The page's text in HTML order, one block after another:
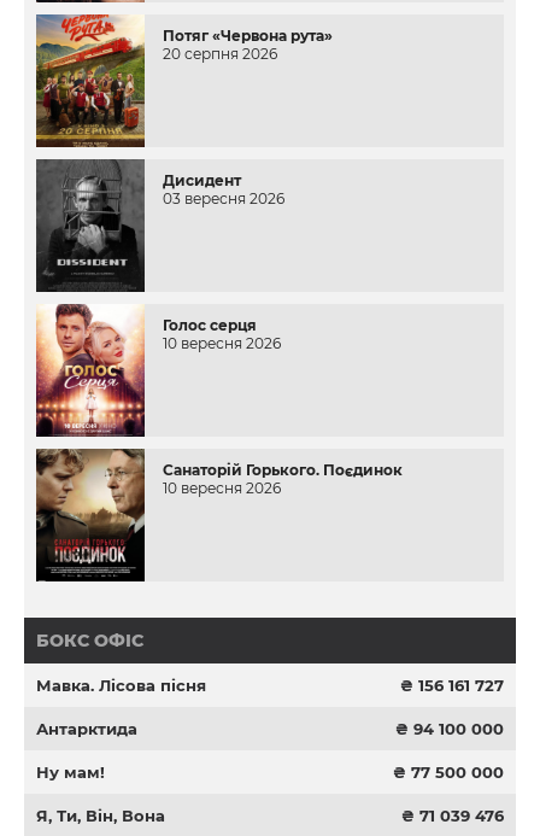
Потяг «Червона рута»
20 серпня 2026
Дисидент
03 вересня 2026
Голос серця
10 вересня 2026
Санаторій Горького. Поєдинок
10 вересня 2026
БОКС ОФІС
Мавка. Лісова пісня ₴ 156 161 727
Антарктида ₴ 94 100 000
Ну мам! ₴ 77 500 000
Я, Ти, Він, Вона ₴ 71 039 476